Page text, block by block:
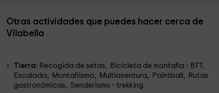
Otras actividades que puedes hacer cerca de
Vilabella
Tierra: Recogida de setas, Bicicleta de montaña - BTT,
Escalada, Montañismo, Multiaventura, Paintball, Rutas
gastronómicas, Senderismo - trekking.